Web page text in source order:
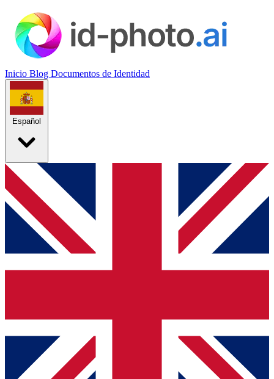
Inicio Blog Documentos de Identidad
Español